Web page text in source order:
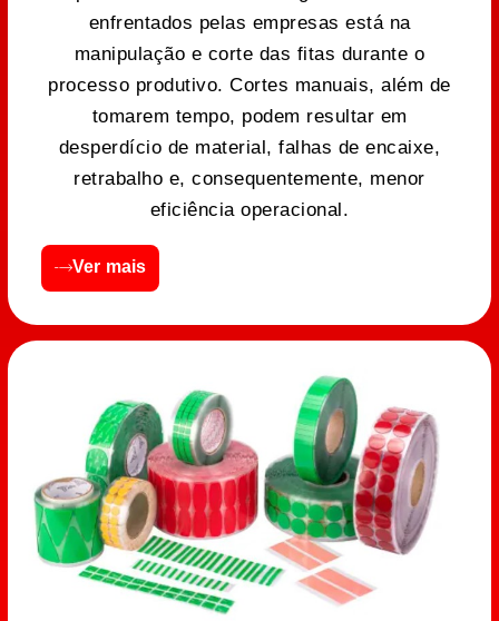
enfrentados pelas empresas está na
manipulação e corte das fitas durante o
processo produtivo. Cortes manuais, além de
tomarem tempo, podem resultar em
desperdício de material, falhas de encaixe,
retrabalho e, consequentemente, menor
eficiência operacional.
Ver mais